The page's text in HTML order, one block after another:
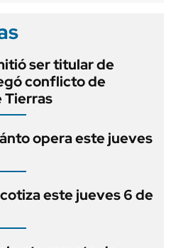
ser titular de
conflicto de
Tierras
opera este jueves
este jueves 6 de